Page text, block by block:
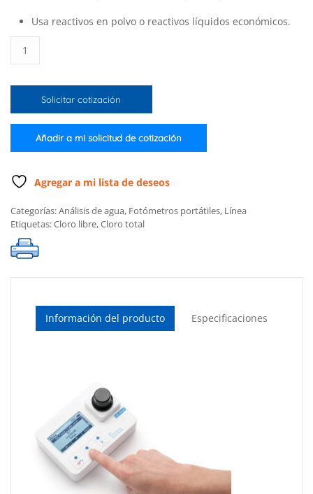
Usa reactivos en polvo o reactivos líquidos económicos.
portátil
cloro
Intervalo
alto
el
medidor)
cantidad
Solicitar cotización
Añadir a mi solicitud de cotización
Agregar a mi lista de deseos
Categorías:Análisis de agua, Fotómetros portátiles, Línea
Etiquetas:Cloro libre,Cloro total
Información del producto Especificaciones